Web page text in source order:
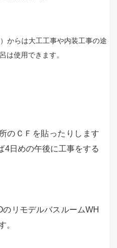
からは大工工事や内装工事の途
は使用できます。
のＣＦを貼ったりします
4日めの午後に工事をする
リモデルバスルームWH
。